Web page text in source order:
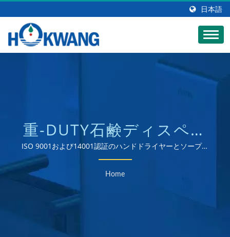
日本語
重-DUTY石鹸ディスペン
サー検索された | 自動商
業用石鹸ディスペンサー
製造業者 | HOKWANG
ISO 9001および14001認証のハンドドライヤーとソープデ
ィスペンサーの製造業者
Home